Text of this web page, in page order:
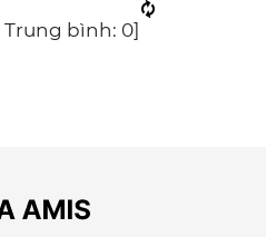
Trung bình: 0]